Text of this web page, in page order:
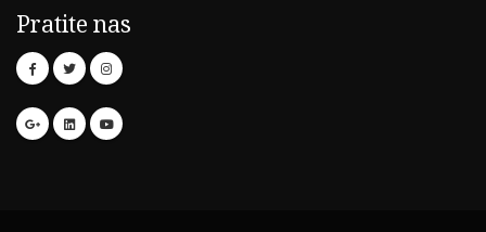
Pratite nas